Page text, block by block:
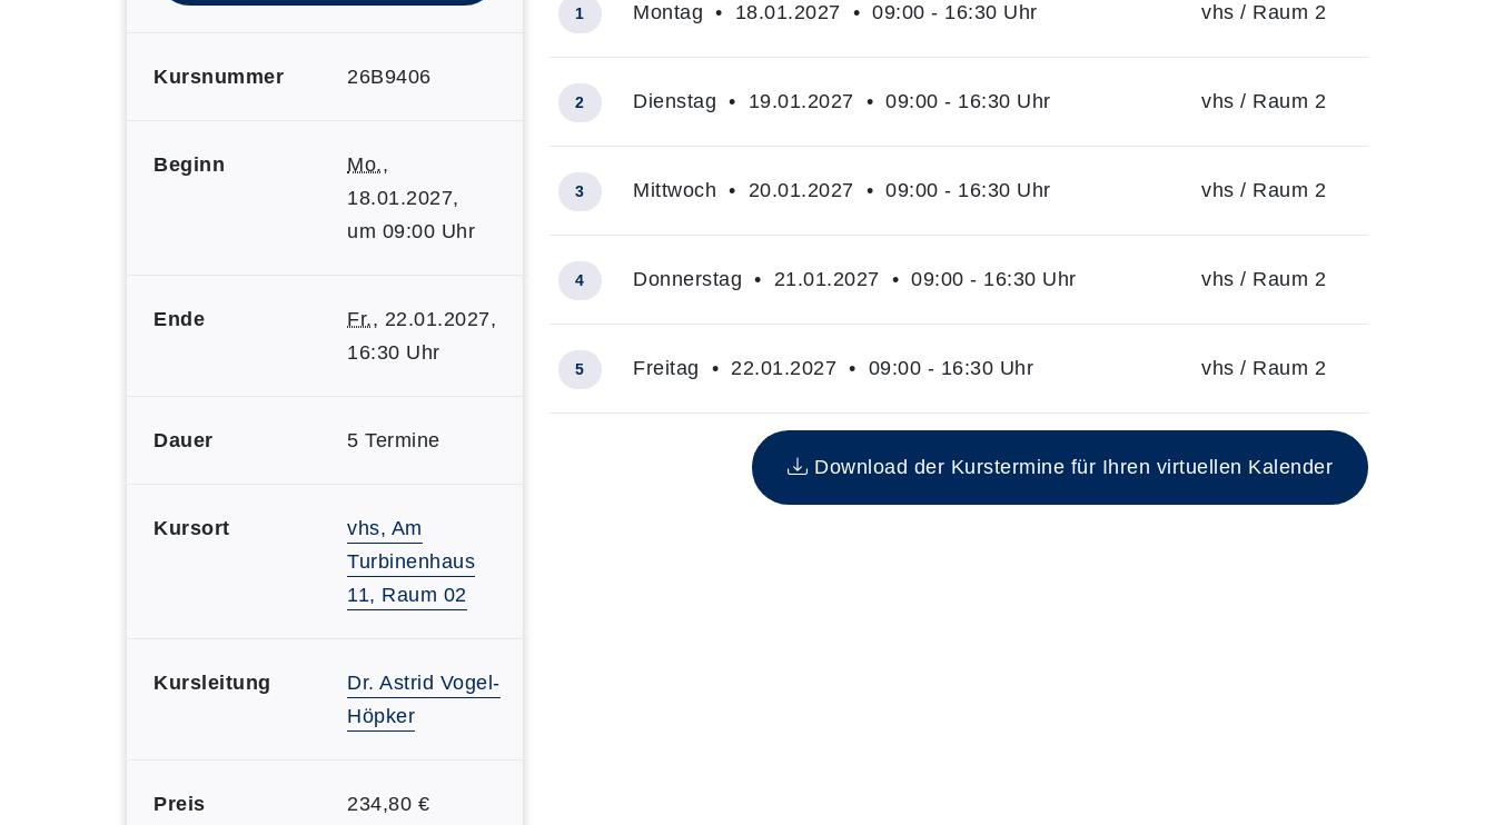
Kursnummer 26B9406
Beginn Mo.,
18.01.2027,
um 09:00 Uhr
Ende Fr., 22.01.2027,
16:30 Uhr
Dauer 5 Termine
Kursort
vhs, Am
Turbinenhaus
11, Raum 02
Kursleitung
Dr. Astrid Vogel-
Höpker
Preis
234,80 €
Insgesamt gibt es 5 Termine zum diesen Kurs
1 Montag • 18.01.2027 • 09:00 - 16:30 Uhr vhs / Raum 2
2 Dienstag • 19.01.2027 • 09:00 - 16:30 Uhr vhs / Raum 2
3 Mittwoch • 20.01.2027 • 09:00 - 16:30 Uhr vhs / Raum 2
4 Donnerstag • 21.01.2027 • 09:00 - 16:30 Uhr vhs / Raum 2
5 Freitag • 22.01.2027 • 09:00 - 16:30 Uhr vhs / Raum 2
Download der Kurstermine für Ihren virtuellen Kalender